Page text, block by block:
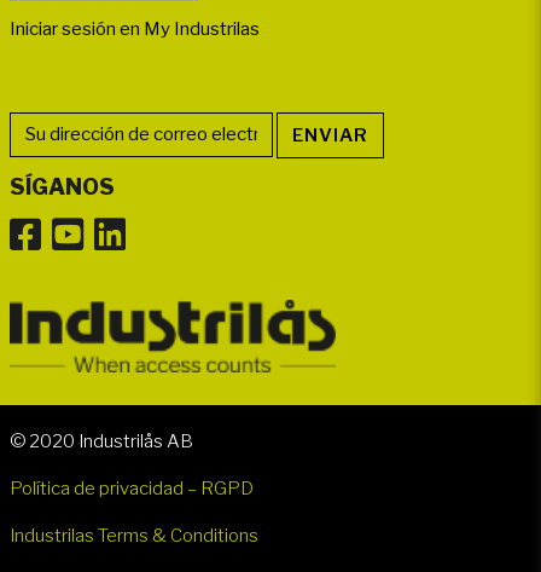
Iniciar sesión en My Industrilas
SÍGANOS
© 2020 Industrilås AB
Política de privacidad – RGPD
Industrilas Terms & Conditions